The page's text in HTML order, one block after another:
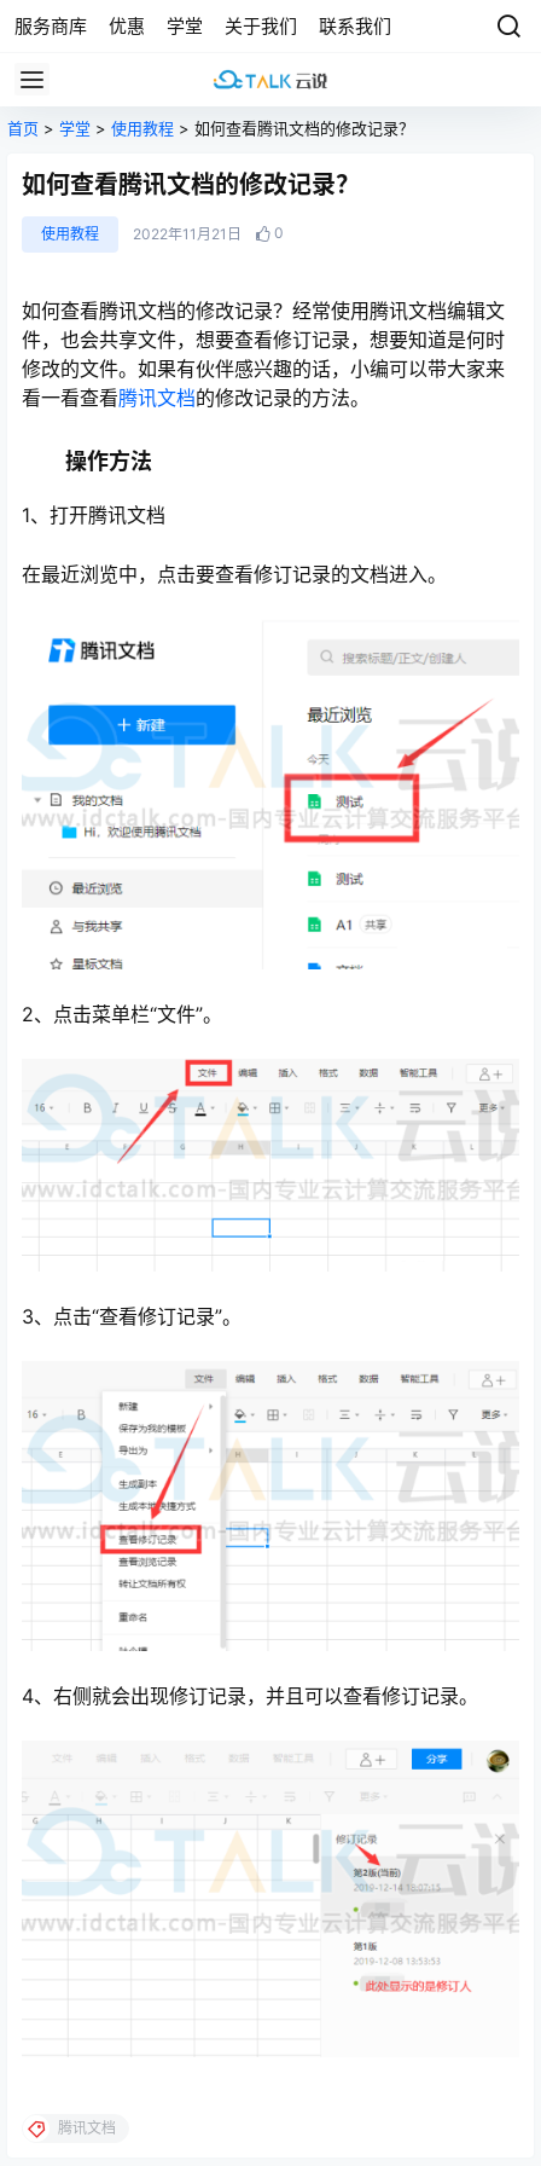
服务商库 优惠 学堂 关于我们 联系我们
首页 > 学堂 > 使用教程 > 如何查看腾讯文档的修改记录？
如何查看腾讯文档的修改记录？
使用教程 2022年11月21日 0
如何查看腾讯文档的修改记录？经常使用腾讯文档编辑文
件，也会共享文件，想要查看修订记录，想要知道是何时
修改的文件。如果有伙伴感兴趣的话，小编可以带大家来
看一看查看腾讯文档的修改记录的方法。
操作方法
1、打开腾讯文档
在最近浏览中，点击要查看修订记录的文档进入。
2、点击菜单栏“文件”。
3、点击“查看修订记录”。
4、右侧就会出现修订记录，并且可以查看修订记录。
腾讯文档